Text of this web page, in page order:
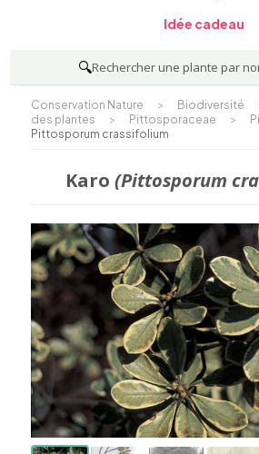
Idée cadeau
🔍Rechercher une plante par
Conservation Nature > Biodiversité
des plantes
> Pittosporaceae >
Pittosporum crassifolium
Karo (Pittosporum